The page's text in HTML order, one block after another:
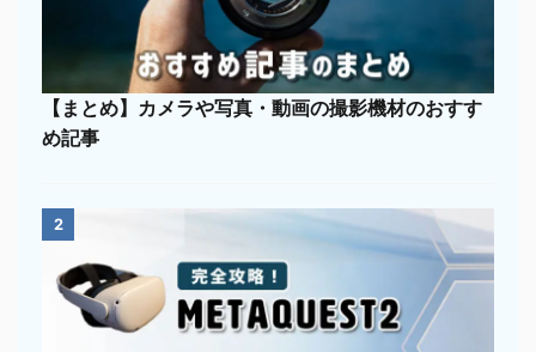
【まとめ】カメラや写真・動画の撮影機材のおすす
め記事
2